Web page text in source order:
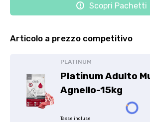
Scopri Pachetti
Articolo a prezzo competitivo
PLATINUM
Platinum Adulto
Agnello-15kg
Tasse incluse